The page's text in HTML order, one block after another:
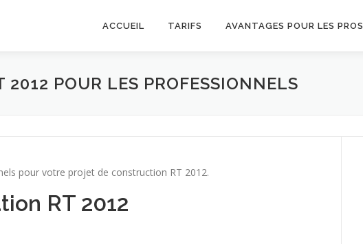
ACCUEIL TARIFS AVANTAGES POUR LES PROS
2012 POUR LES PROFESSIONNELS
pour votre projet de construction RT 2012.
RT 2012